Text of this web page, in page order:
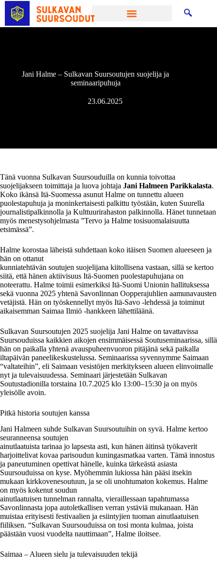
Jani Halme – Sulkavan Suursoutujen suojelija ja
seminaaripuhuja
23.06.2025
Tänä vuonna Sulkavan Suursouduilla on kunnia toivottaa
suojelijakseen toimittaja ja luova johtaja Jani Halmeen Parikkalasta.
Koko ikänsä Itä-Suomessa asunut Halme on tunnettu alueen
puolestapuhuja ja moninkertaisesti palkittu työstään, kuten Suurella
journalistipalkinnolla ja Kulttuurirahaston palkinnolla. Hänet tunnetaan
myös menestysohjelmasta ”Tervo ja Halme tosisuomalaisuutta
etsimässä”.
Halme korostaa läheistä suhdettaan koko itäisen Suomen alueeseen ja
hän on ottanut
kunniatehtävän soutujen suojelijana kiitollisena vastaan, sillä se kertoo
siitä, että hänen aktiivisuus Itä-Suomen puolestapuhujana on
noteerattu. Halme toimii esimerkiksi Itä-Suomi Unionin hallituksessa
sekä vuonna 2025 yhtenä Savonlinnan Oopperajuhlien aamunavausten
vetäjistä. Hän on työskennellyt myös Itä-Savo -lehdessä ja toiminut
aikaisemman Saimaa Ilmiö -hankkeen lähettiläänä.
Sulkavan Suursoutujen 2025 suojelija Jani Halme on tavattavissa
Suursouduissa kaikkien aikojen ensimmäisessä Soutuseminaarissa, sillä
hän on paikalla yhtenä avauspuheenvuoron pitäjänä sekä paikalla
iltapäivän paneelikeskustelussa. Seminaarissa syvennymme Saimaan
“valtateihin”, eli Saimaan vesistöjen merkitykseen alueen elinvoimalle
nyt ja tulevaisuudessa. Seminaari järjestetään Sulkavan
Soutustadionilla torstaina 10.7.2025 klo 13:00–15:30 ja on myös
yleisölle avoin.
Pitkä historia soutujen kanssa
Jani Halmeen suhde Sulkavan Suursoutuihin on syvä. Halme kertoo
seuranneensa soutujen
ainutlaatuista tarinaa jo lapsesta asti, kun hänen äitinsä työkaverit
harjoittelivat kovaa parisoudun kuningasmatkaa varten. Tämä innostus
ja paneutuminen opettivat hänelle, kuinka tärkeästä asiasta
Suursouduissa on kyse. Myöhemmin lukiossa hän pääsi itsekin
mukaan kirkkovenesoutuun, ja se oli unohtumaton kokemus. Halme
on myös kokenut soudun
ainutlaatuisen tunnelman rannalta, vieraillessaan tapahtumassa
Savonlinnasta jopa autoletkallisen verran ystäviä mukanaan. Hän
muistaa erityisesti festivaalien ja esiintyjien tuoman ainutlaatuisen
fiiliksen. “Sulkavan Suursouduissa on tosi monta kulmaa, joista
päästään vuosi vuodelta nauttimaan”, Halme iloitsee.
Saimaa – Alueen sielu ja tulevaisuuden tekijä